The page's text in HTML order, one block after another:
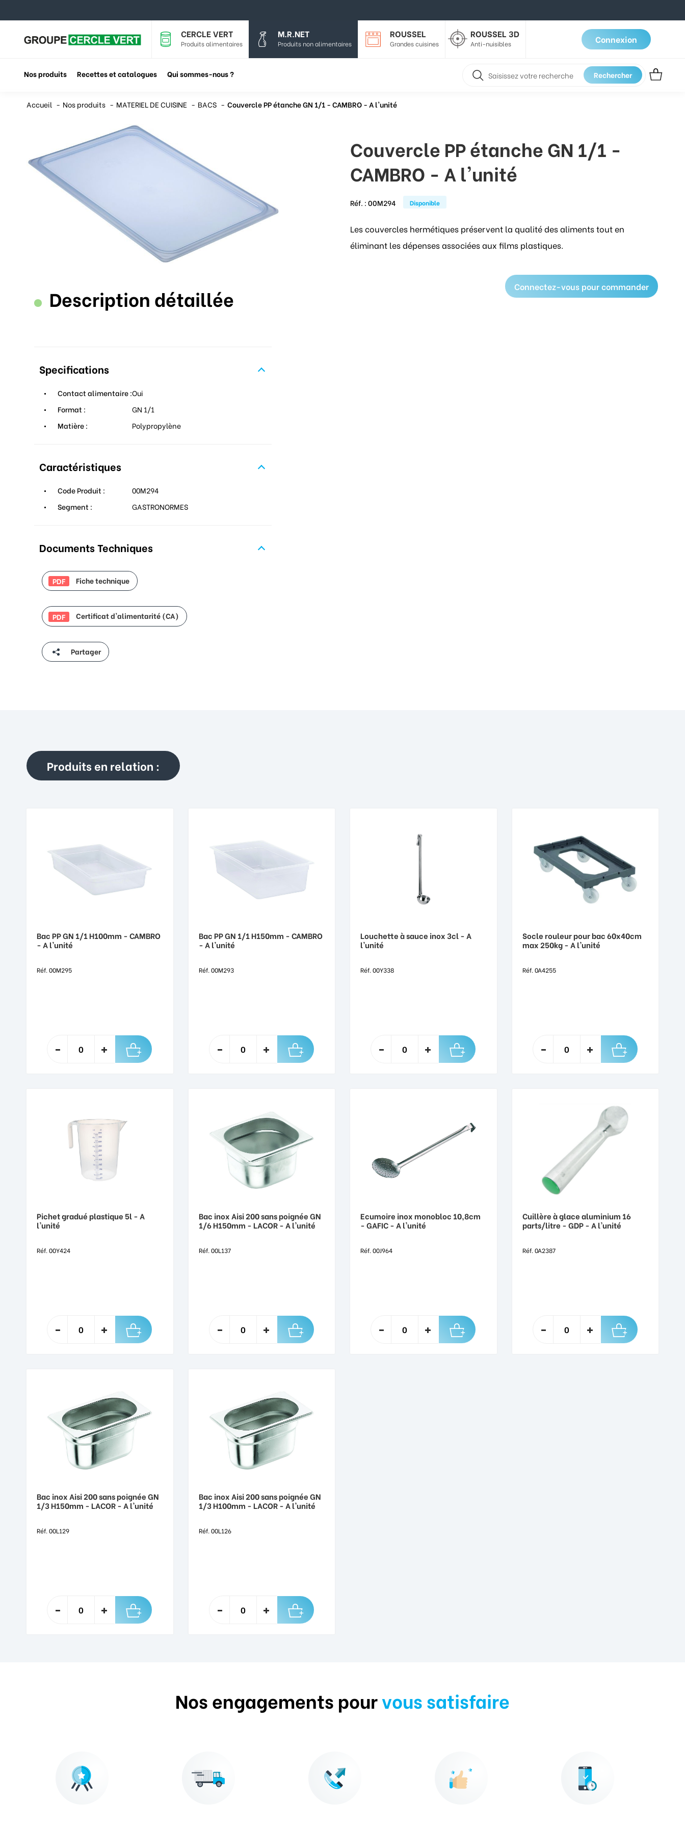
CERCLE VERT
Produits alimentaires
M.R.NET
Produits non alimentaires
ROUSSEL
Grandes cuisines
ROUSSEL 3D
Anti-nuisibles Connexion
Nos produits Recettes et catalogues Qui sommes-nous ? Rechercher
Accueil Nos produits MATERIEL DE CUISINE BACS Couvercle PP étanche GN 1/1 - CAMBRO - A l'unité
Description détaillée
Specifications
Contact alimentaire :Oui
Format :
GN 1/1
Matière :
Polypropylène
Caractéristiques
Code Produit :
00M294
Segment :
GASTRONORMES
Documents Techniques
PDF Fiche technique
PDF Certificat d'alimentarité (CA)
Partager
Couvercle PP étanche GN 1/1 -
CAMBRO - A l'unité
Réf. :00M294 Disponible
Les couvercles hermétiques préservent la qualité des aliments tout en
éliminant les dépenses associées aux films plastiques.
Connectez-vous pour commander
Produits en relation :
Bac PP GN 1/1 H100mm - CAMBRO
- A l'unité
Réf. 00M295
Bac PP GN 1/1 H150mm - CAMBRO
- A l'unité
Réf. 00M293
Louchette à sauce inox 3cl - A
l'unité
Réf. 00Y338
Socle rouleur pour bac 60x40cm
max 250kg - A l'unité
Réf. 0A4255
Pichet gradué plastique 5l - A
l'unité
Réf. 00Y424
Bac inox Aisi 200 sans poignée GN
1/6 H150mm - LACOR - A l'unité
Réf. 00L137
Ecumoire inox monobloc 10,8cm
- GAFIC - A l'unité
Réf. 00J964
Cuillère à glace aluminium 16
parts/litre - GDP - A l'unité
Réf. 0A2387
Bac inox Aisi 200 sans poignée GN
1/3 H150mm - LACOR - A l'unité
Réf. 00L129
Bac inox Aisi 200 sans poignée GN
1/3 H100mm - LACOR - A l'unité
Réf. 00L126
Nos engagements pourvous satisfaire